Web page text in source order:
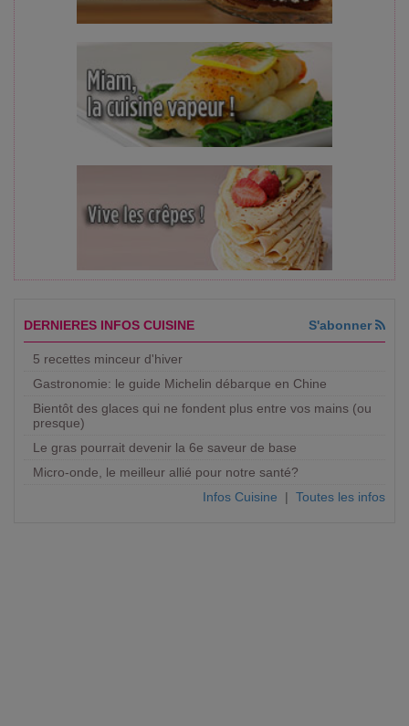
DERNIERES INFOS CUISINE S'abonner
5 recettes minceur d'hiver
Gastronomie: le guide Michelin débarque en Chine
Bientôt des glaces qui ne fondent plus entre vos mains (ou
presque)
Le gras pourrait devenir la 6e saveur de base
Micro-onde, le meilleur allié pour notre santé?
Infos Cuisine | Toutes les infos